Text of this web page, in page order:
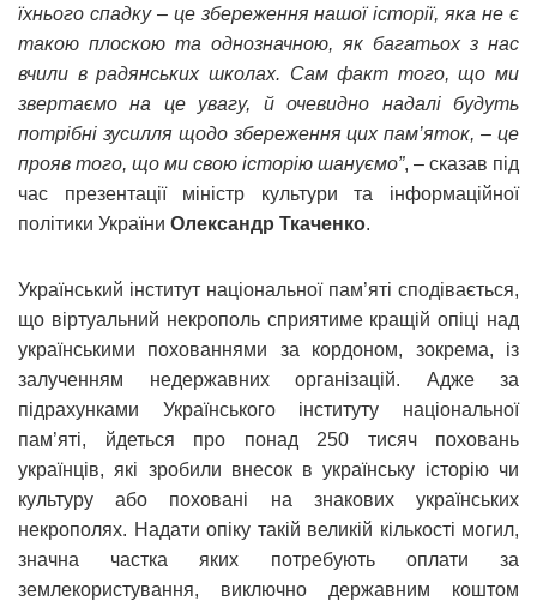
їхнього спадку – це збереження нашої історії, яка не є
такою плоскою та однозначною, як багатьох з нас
вчили в радянських школах. Сам факт того, що ми
звертаємо на це увагу, й очевидно надалі будуть
потрібні зусилля щодо збереження цих пам’яток, – це
прояв того, що ми свою історію шануємо”, – сказав під
час презентації міністр культури та інформаційної
політики України Олександр Ткаченко.
Український інститут національної пам’яті сподівається,
що віртуальний некрополь сприятиме кращій опіці над
українськими похованнями за кордоном, зокрема, із
залученням недержавних організацій. Адже за
підрахунками Українського інституту національної
пам’яті, йдеться про понад 250 тисяч поховань
українців, які зробили внесок в українську історію чи
культуру або поховані на знакових українських
некрополях. Надати опіку такій великій кількості могил,
значна частка яких потребують оплати за
землекористування, виключно державним коштом